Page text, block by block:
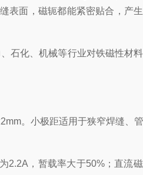
表面，磁轭都能紧密贴合，产
石化、机械等行业对铁磁性材
。小极距适用于狭窄焊缝、
2.2A，暂载率大于50%；直流